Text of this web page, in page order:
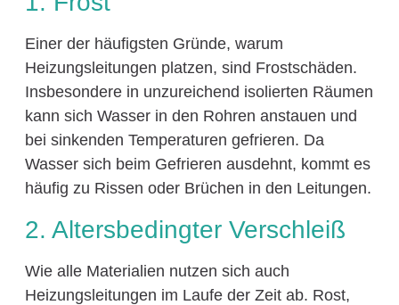
Einer der häufigsten Gründe, warum
Heizungsleitungen platzen, sind Frostschäden.
Insbesondere in unzureichend isolierten Räumen
kann sich Wasser in den Rohren anstauen und
bei sinkenden Temperaturen gefrieren. Da
Wasser sich beim Gefrieren ausdehnt, kommt es
häufig zu Rissen oder Brüchen in den Leitungen.
2. Altersbedingter Verschleiß
Wie alle Materialien nutzen sich auch
Heizungsleitungen im Laufe der Zeit ab. Rost,